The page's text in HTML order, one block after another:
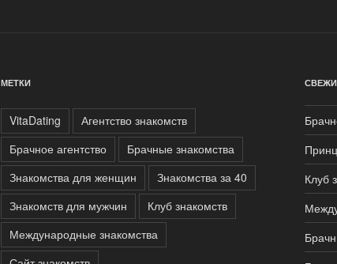
МЕТКИ
VitaDating
Агентство знакомств
Брачное агентство
Брачные знакомства
Знакомства для женщин
Знакомства за 40
Знакомств для мужчин
Клуб знакомств
Международные знакомства
Клуб